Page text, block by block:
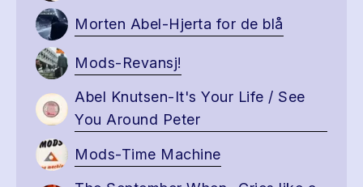
Morten Abel-Hjerta for de blå
Mods-Revansj!
Abel Knutsen-It's Your Life / See
You Around Peter
Mods-Time Machine